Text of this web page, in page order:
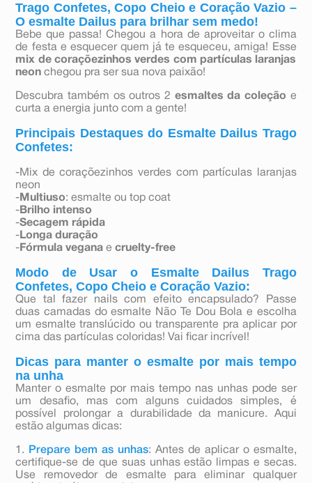
Trago Confetes, Copo Cheio e Coração Vazio –
O esmalte Dailus para brilhar sem medo!
Bebe que passa! Chegou a hora de aproveitar o clima
de festa e esquecer quem já te esqueceu, amiga! Esse
mix de coraçõezinhos verdes com partículas laranjas
neon chegou pra ser sua nova paixão!
Descubra também os outros 2 esmaltes da coleção e
curta a energia junto com a gente!
Principais Destaques do Esmalte Dailus Trago
Confetes:
-Mix de coraçõezinhos verdes com partículas laranjas
neon
- Multiuso: esmalte ou top coat
- Brilho intenso
-Secagem rápida
- Longa duração
- Fórmula vegana e cruelty-free
Modo de Usar o Esmalte Dailus Trago
Confetes, Copo Cheio e Coração Vazio:
Que tal fazer nails com efeito encapsulado? Passe
duas camadas do esmalte Não Te Dou Bola e escolha
um esmalte translúcido ou transparente pra aplicar por
cima das partículas coloridas! Vai ficar incrível!
Dicas para manter o esmalte por mais tempo
na unha
Manter o esmalte por mais tempo nas unhas pode ser
um desafio, mas com alguns cuidados simples, é
possível prolongar a durabilidade da manicure. Aqui
estão algumas dicas:
1. Prepare bem as unhas: Antes de aplicar o esmalte,
certifique-se de que suas unhas estão limpas e secas.
Use removedor de esmalte para eliminar qualquer